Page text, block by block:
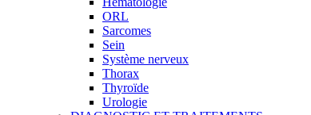
ORL
Sarcomes
Sein
Système nerveux
Thorax
Thyroïde
Urologie